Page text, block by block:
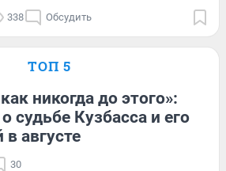
338 Обсудить
ТОП 5
никогда до этого»:
судьбе Кузбасса и его
августе
30